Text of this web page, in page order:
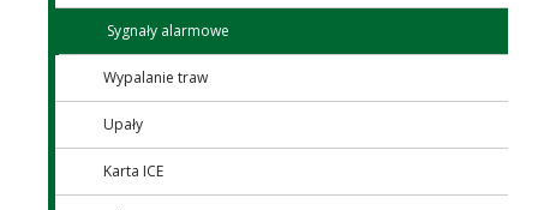
Sygnały alarmowe
Wypalanie traw
Upały
Karta ICE